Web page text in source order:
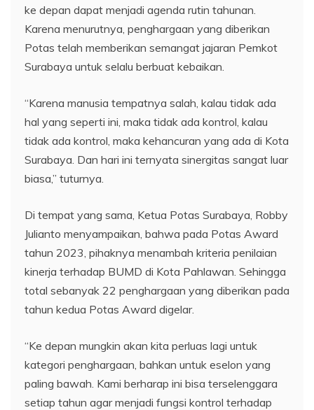
ke depan dapat menjadi agenda rutin tahunan.
Karena menurutnya, penghargaan yang diberikan
Potas telah memberikan semangat jajaran Pemkot
Surabaya untuk selalu berbuat kebaikan.
“Karena manusia tempatnya salah, kalau tidak ada
hal yang seperti ini, maka tidak ada kontrol, kalau
tidak ada kontrol, maka kehancuran yang ada di Kota
Surabaya. Dan hari ini ternyata sinergitas sangat luar
biasa,” tuturnya.
Di tempat yang sama, Ketua Potas Surabaya, Robby
Julianto menyampaikan, bahwa pada Potas Award
tahun 2023, pihaknya menambah kriteria penilaian
kinerja terhadap BUMD di Kota Pahlawan. Sehingga
total sebanyak 22 penghargaan yang diberikan pada
tahun kedua Potas Award digelar.
“Ke depan mungkin akan kita perluas lagi untuk
kategori penghargaan, bahkan untuk eselon yang
paling bawah. Kami berharap ini bisa terselenggara
setiap tahun agar menjadi fungsi kontrol terhadap